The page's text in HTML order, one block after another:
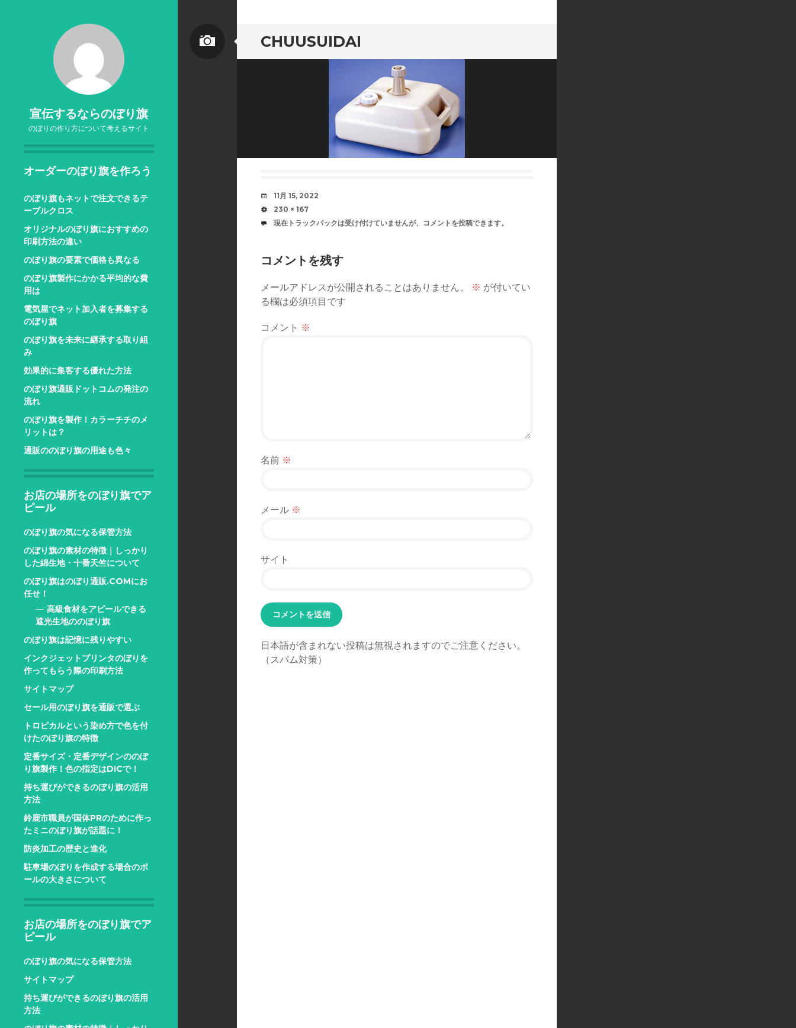
宣伝するならのぼり旗
のぼりの作り方について考えるサイト
オーダーのぼり旗を作ろう
のぼり旗もネットで注文できるテ
ーブルクロス
オリジナルのぼり旗におすすめの
印刷方法の違い
のぼり旗の要素で価格も異なる
のぼり旗製作にかかる平均的な費
用は
電気屋でネット加入者を募集する
のぼり旗
のぼり旗を未来に継承する取り組
み
効果的に集客する優れた方法
のぼり旗通販ドットコムの発注の
流れ
のぼり旗を製作！カラーチチのメ
リットは？
通販ののぼり旗の用途も色々
お店の場所をのぼり旗でア
ピール
のぼり旗の気になる保管方法
のぼり旗の素材の特徴｜しっかり
した綿生地・十番天竺について
のぼり旗はのぼり通販.COMにお
任せ！
高級食材をアピールできる
遮光生地ののぼり旗
のぼり旗は記憶に残りやすい
インクジェットプリンタのぼりを
作ってもらう際の印刷方法
サイトマップ
セール用のぼり旗を通販で選ぶ
トロピカルという染め方で色を付
けたのぼり旗の特徴
定番サイズ・定番デザインののぼ
り旗製作！色の指定はDICで！
持ち運びができるのぼり旗の活用
方法
鈴鹿市職員が国体PRのために作っ
たミニのぼり旗が話題に！
防炎加工の歴史と進化
駐車場のぼりを作成する場合のポ
ールの大きさについて
お店の場所をのぼり旗でア
ピール
のぼり旗の気になる保管方法
サイトマップ
持ち運びができるのぼり旗の活用
方法
CHUUSUIDAI
日
時
11月 15, 2022
サ
イ
230 × 167
現在トラックバックは受け付けていませんが、
コメントを投稿できます。
コメントを残す
メールアドレスが公開されることはありません。 ※ が付いてい
る欄は必須項目です
コメント ※
名前 ※
メール ※
サイト
日本語が含まれない投稿は無視されますのでご注意ください。
（スパム対策）